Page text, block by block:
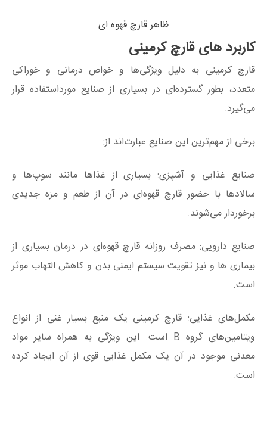
ظاهر قارچ قهوه ای
کاربرد های قارچ کرمینی
قارچ کرمینی به دلیل ویژگی‌ها و خواص درمانی و خوراکی
متعدد، بطور گسترده‌ای در بسیاری از صنایع مورداستفاده قرار
می‌گیرد.
برخی از مهم‌ترین این صنایع عبارت‌اند از:
صنایع غذایی و آشپزی: بسیاری از غذاها مانند سوپ‌ها و
سالادها با حضور قارچ قهوه‌ای در آن از طعم و مزه جدیدی
برخوردار می‌شوند.
صنایع دارویی: مصرف روزانه قارچ قهوه‌ای در درمان بسیاری از
بیماری ها و نیز تقویت سیستم ایمنی بدن و کاهش التهاب موثر
است.
مکمل‌های غذایی: قارچ کرمینی یک منبع بسیار غنی از انواع
ویتامین‌های گروه B است. این ویژگی به همراه سایر مواد
معدنی موجود در آن یک مکمل غذایی قوی از آن ایجاد کرده
است.